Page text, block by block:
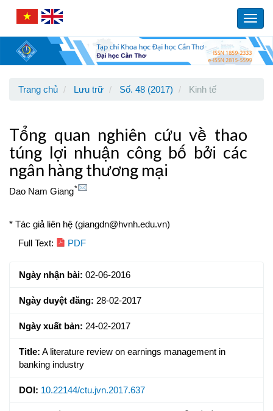
Navigation
Content
Sidebar
Trang chủ Lưu trữ Số. 48 (2017) Kinh tế
Tổng quan nghiên cứu về thao
túng lợi nhuận công bố bởi các
ngân hàng thương mại
Dao Nam Giang*
* Tác giả liên hệ (giangdn@hvnh.edu.vn)
Article
Full Text: PDF
Ngày nhận bài: 02-06-2016
Ngày duyệt đăng: 28-02-2017
Ngày xuất bản: 24-02-2017
Title: A literature review on earnings management in
banking industry
DOI: 10.22144/ctu.jvn.2017.637